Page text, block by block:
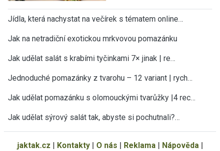
Jídla, která nachystat na večírek s tématem online…
Jak na netradiční exotickou mrkvovou pomazánku
Jak udělat salát s krabími tyčinkami 7× jinak | re…
Jednoduché pomazánky z tvarohu – 12 variant | rych…
Jak udělat pomazánku s olomouckými tvarůžky |4 rec…
Jak udělat sýrový salát tak, abyste si pochutnali?…
jaktak.cz | Kontakty| O nás | Reklama| Nápověda|